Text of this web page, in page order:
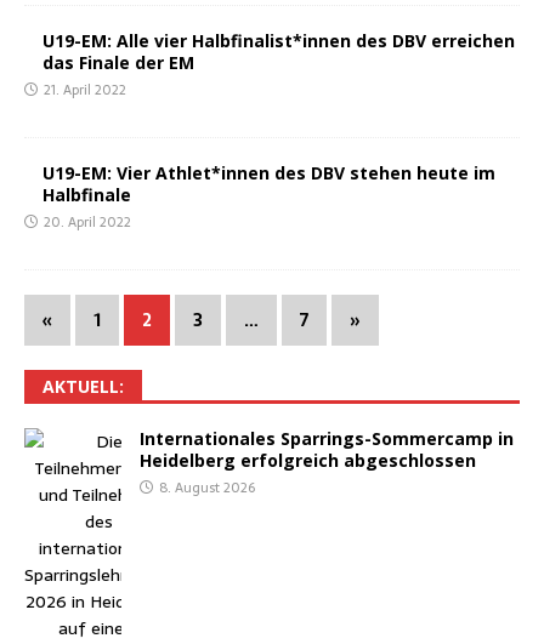
U19-EM: Alle vier Halbfinalist*innen des DBV errei­chen
das Fina­le der EM
21. April 2022
U19-EM: Vier Athlet*innen des DBV ste­hen heu­te im
Halbfinale
20. April 2022
« 1 2 3 … 7 »
AKTU­ELL:
Inter­na­tio­na­les Spar­rings-Som­mer­camp in
Hei­del­berg erfolg­reich abgeschlossen
8. August 2026